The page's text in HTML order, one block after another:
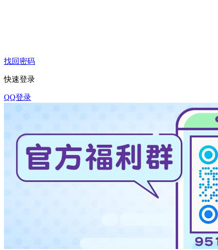
找回密码
快速登录
QQ登录